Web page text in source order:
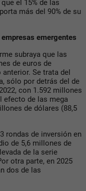
el 15% de las
más del 90% de su
emergentes
subraya que las
de euros de
anterior. Se trata del
sólo por detrás del de
con 1.592 millones
efecto de las mega
de dólares (88,5
rondas de inversión en
de 5,6 millones de
de la serie
otra parte, en 2025
dos de las